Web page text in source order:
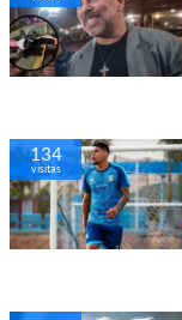
134
visitas